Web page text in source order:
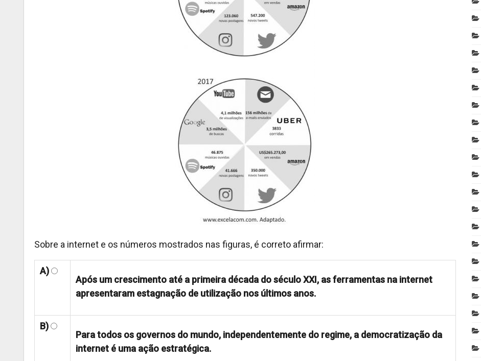
Sobre a internet e os números mostrados nas figuras, é correto afirmar:
A)
Após um crescimento até a primeira década do século XXI, as ferramentas na internet
apresentaram estagnação de utilização nos últimos anos.
B)
Para todos os governos do mundo, independentemente do regime, a democratização da
internet é uma ação estratégica.